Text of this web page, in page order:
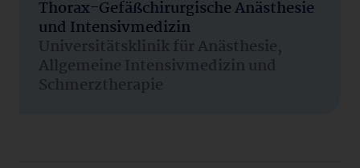
Thorax-Gefäßchirurgische Anästhesie
und Intensivmedizin
Universitätsklinik für Anästhesie,
Allgemeine Intensivmedizin und
Schmerztherapie